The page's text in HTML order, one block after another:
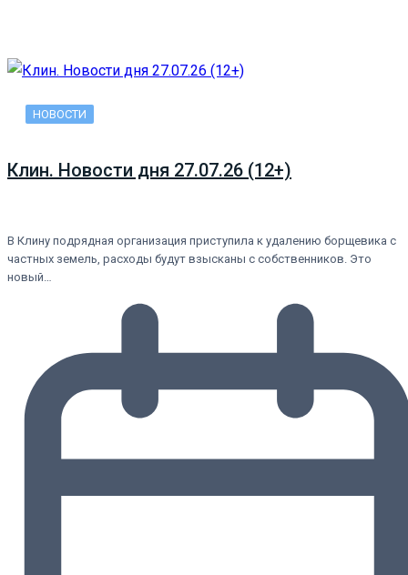
НОВОСТИ
Клин. Новости дня 27.07.26 (12+)
В Клину подрядная организация приступила к удалению борщевика с
частных земель, расходы будут взысканы с собственников. Это
новый…